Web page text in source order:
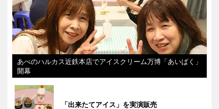
あべのハルカス近鉄本店でアイスクリーム万博「あいぱく」
開幕
「出来たてアイス」を実演販売